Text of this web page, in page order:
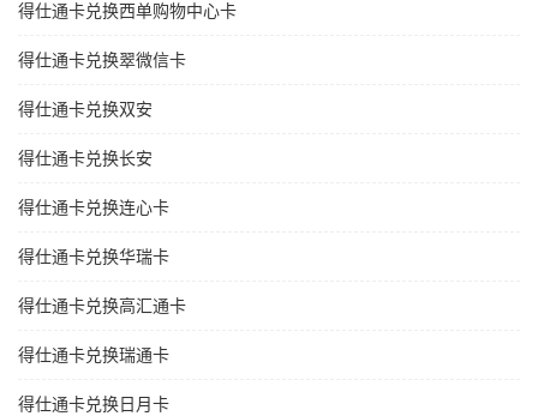
得仕通卡兑换西单购物中心卡
得仕通卡兑换翠微信卡
得仕通卡兑换双安
得仕通卡兑换长安
得仕通卡兑换连心卡
得仕通卡兑换华瑞卡
得仕通卡兑换高汇通卡
得仕通卡兑换瑞通卡
得仕通卡兑换日月卡